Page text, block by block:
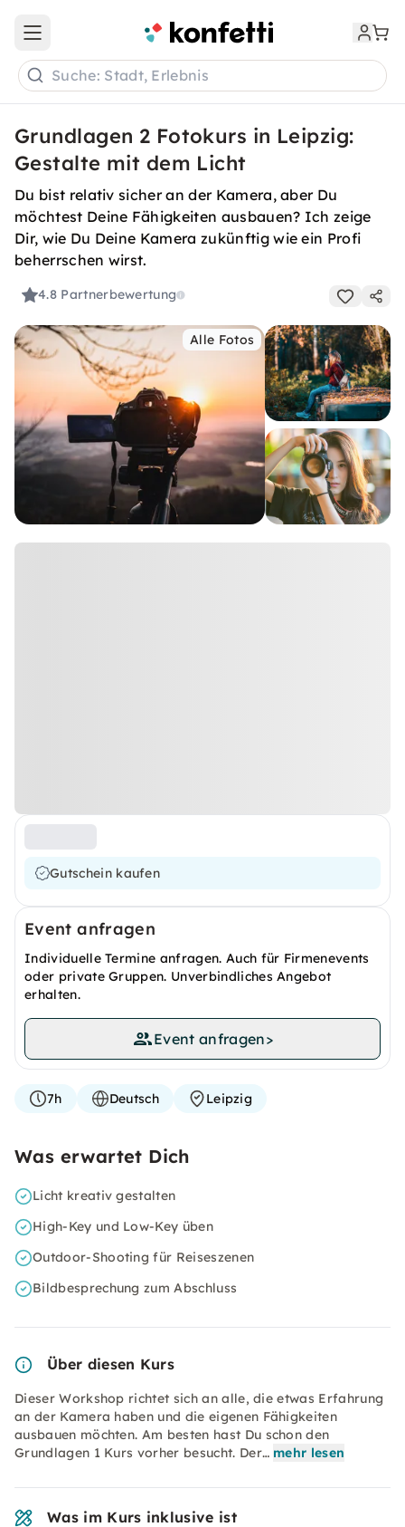
Open main menu
Suche: Stadt, Erlebnis
Grundlagen 2 Fotokurs in Leipzig:
Gestalte mit dem Licht
Du bist relativ sicher an der Kamera, aber Du
möchtest Deine Fähigkeiten ausbauen? Ich zeige
Dir, wie Du Deine Kamera zukünftig wie ein Profi
beherrschen wirst.
4.8 Partnerbewertung
Alle Fotos
Gutschein kaufen
Event anfragen
Individuelle Termine anfragen. Auch für Firmenevents
oder private Gruppen. Unverbindliches Angebot
erhalten.
Event anfragen>
7h Deutsch Leipzig
Was erwartet Dich
Licht kreativ gestalten
High-Key und Low-Key üben
Outdoor-Shooting für Reiseszenen
Bildbesprechung zum Abschluss
Über diesen Kurs
Dieser Workshop richtet sich an alle, die etwas Erfahrung
an der Kamera haben und die eigenen Fähigkeiten
ausbauen möchten. Am besten hast Du schon den
Grundlagen 1 Kurs vorher besucht. Der… mehr lesen
Was im Kurs inklusive ist